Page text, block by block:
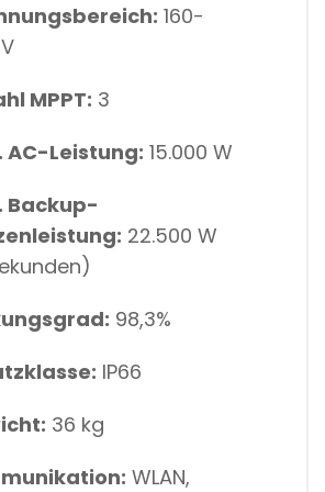
160-
MPPT: 3
AC-Leistung: 15.000 W
Backup-
22.500 W
98,3%
IP66
36 kg
WLAN,